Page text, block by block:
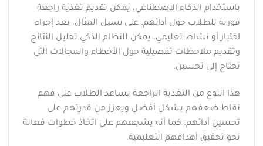
باستخدام الذكاء الاصطناعي، يمكن تقديم تغذية راجعة
فورية للطلاب حول أدائهم. على سبيل المثال، بعد إجراء
اختبار أو نشاط تعليمي، يمكن للنظام الذكي تحليل النتائج
وتقديم ملاحظات تفصيلية حول الأخطاء والمجالات التي
تحتاج إلى تحسين.
هذا النوع من التغذية الراجعة يساعد الطلاب على فهم
نقاط ضعفهم بشكل أفضل ويعزز من قدرتهم على
تحسين أدائهم. كما أنه يشجعهم على اتخاذ خطوات فعالة
نحو تحقيق أهدافهم التعليمية.